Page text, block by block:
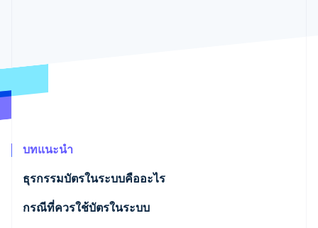
การป้องกันการฉ้อโกง
Climate
บทแนะนำ
ธุรกรรมบัตรในระบบคืออะไร
กรณีที่ควรใช้บัตรในระบบ